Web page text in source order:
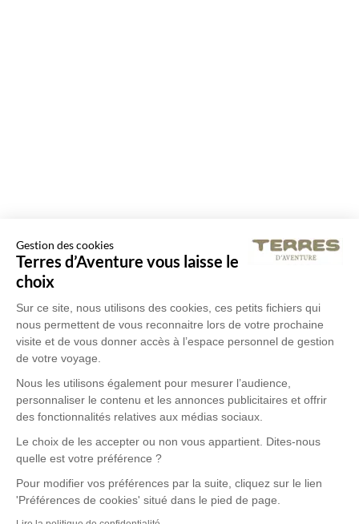
Gestion des cookies
Terres d’Aventure vous laisse le
choix
Sur ce site, nous utilisons des cookies, ces petits fichiers qui
nous permettent de vous reconnaitre lors de votre prochaine
visite et de vous donner accès à l’espace personnel de gestion
de votre voyage.
Nous les utilisons également pour mesurer l’audience,
personnaliser le contenu et les annonces publicitaires et offrir
des fonctionnalités relatives aux médias sociaux.
Le choix de les accepter ou non vous appartient. Dites-nous
quelle est votre préférence ?
Pour modifier vos préférences par la suite, cliquez sur le lien
'Préférences de cookies' situé dans le pied de page.